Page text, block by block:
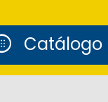
Catálogo